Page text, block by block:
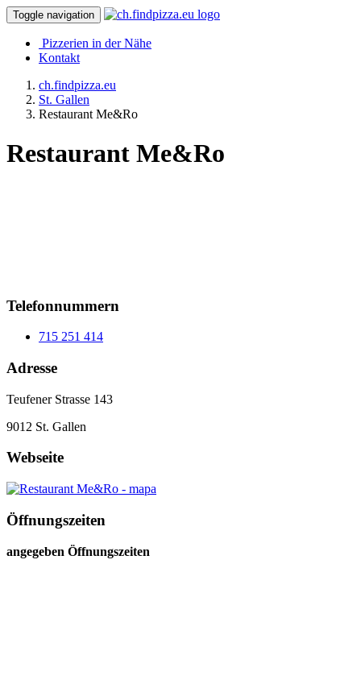
Toggle navigation
Pizzerien in der Nähe
Kontakt
ch.findpizza.eu
St. Gallen
Restaurant Me&Ro
Restaurant Me&Ro
Telefonnummern
715 251 414
Adresse
Teufener Strasse 143
9012 St. Gallen
Webseite
Öffnungszeiten
angegeben Öffnungszeiten